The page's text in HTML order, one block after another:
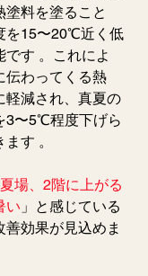
塗料を塗ること
を15〜20℃近く低
す 。これによ
伝わってくる熱
軽減され、真夏の
3〜5℃程度下げら
す 。
夏場、2階に上がる
い 」と感じている
効果が見込めま